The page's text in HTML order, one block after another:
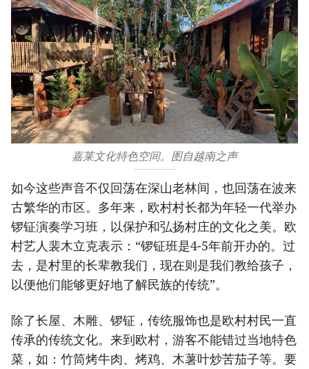
嘉莱文化特色空间。图自越南之声
如今这些声音不仅回荡在深山老林间，也回荡在波来
古繁华的市区。多年来，欧村村长都为年轻一代举办
锣钲演奏学习班，以保护和弘扬村庄的文化之美。欧
村艺人裴木立克表示：“锣钲班是4-5年前开办的。过
去，是村里的长辈教我们，现在则是我们教给孩子，
以便他们能够更好地了解民族的传统”。
除了长屋、木雕、锣钲，传统服饰也是欧村村民一直
传承的传统文化。来到欧村，游客不能错过当地特色
菜，如：竹筒烤牛肉、烤鸡、木薯叶炒苦茄子等。要